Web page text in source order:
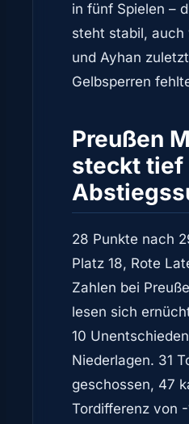
in fünf Spielen –
steht stabil, auch
und Ayhan
Gelbsperren
Preußen
steckt tief
28 Punkte nach
Platz 18, Rote
Zahlen bei
lesen sich
10
Niederlagen. 31
geschossen, 47
Tordifferenz von -